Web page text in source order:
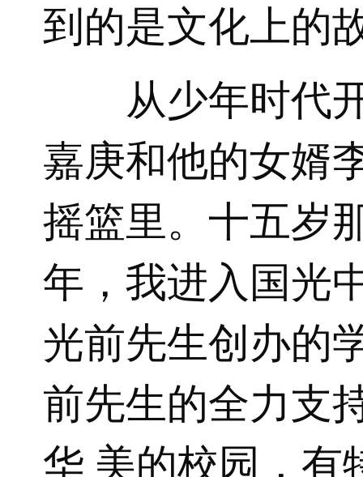
到的是文化上的
从少年时代
嘉庚和他的女婿
摇篮里。十五岁
年，我进入国光
光前先生创办的
前先生的全力支
华 美的校园，有